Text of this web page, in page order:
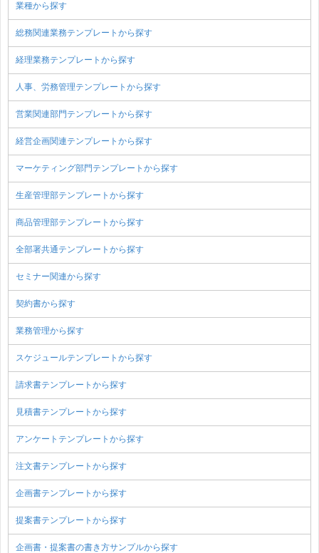
業種から探す
総務関連業務テンプレートから探す
経理業務テンプレートから探す
人事、労務管理テンプレートから探す
営業関連部門テンプレートから探す
経営企画関連テンプレートから探す
マーケティング部門テンプレートから探す
生産管理部テンプレートから探す
商品管理部テンプレートから探す
全部署共通テンプレートから探す
セミナー関連から探す
契約書から探す
業務管理から探す
スケジュールテンプレートから探す
請求書テンプレートから探す
見積書テンプレートから探す
アンケートテンプレートから探す
注文書テンプレートから探す
企画書テンプレートから探す
提案書テンプレートから探す
企画書・提案書の書き方サンプルから探す